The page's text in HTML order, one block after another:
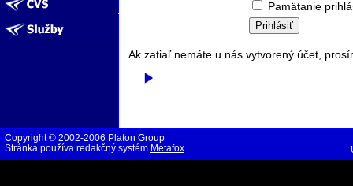
Pamätanie
Ak zatiaľ nemáte u nás vytvorený účet,
Copyright © 2002-2006 Platon Group
Stránka používa redakčný systém Metafox